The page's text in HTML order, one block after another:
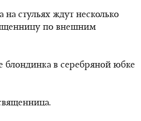
стульях ждут несколько
по внешним
блондинка в серебряной юбке